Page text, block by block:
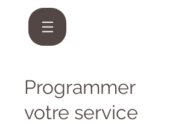
Programmer
votre service